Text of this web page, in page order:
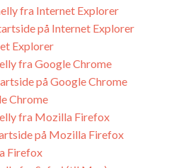
fra Internet Explorer
på Internet Explorer
Explorer
fra Google Chrome
på Google Chrome
Chrome
fra Mozilla Firefox
på Mozilla Firefox
Firefox